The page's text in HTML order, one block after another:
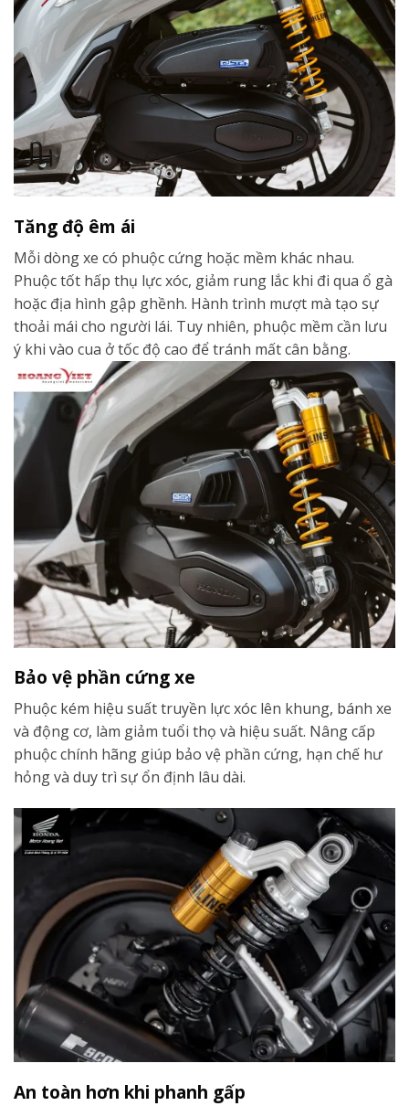
Tăng độ êm ái
Mỗi dòng xe có phuộc cứng hoặc mềm khác nhau.
Phuộc tốt hấp thụ lực xóc, giảm rung lắc khi đi qua ổ gà
hoặc địa hình gập ghềnh. Hành trình mượt mà tạo sự
thoải mái cho người lái. Tuy nhiên, phuộc mềm cần lưu
ý khi vào cua ở tốc độ cao để tránh mất cân bằng.
Bảo vệ phần cứng xe
Phuộc kém hiệu suất truyền lực xóc lên khung, bánh xe
và động cơ, làm giảm tuổi thọ và hiệu suất. Nâng cấp
phuộc chính hãng giúp bảo vệ phần cứng, hạn chế hư
hỏng và duy trì sự ổn định lâu dài.
An toàn hơn khi phanh gấp